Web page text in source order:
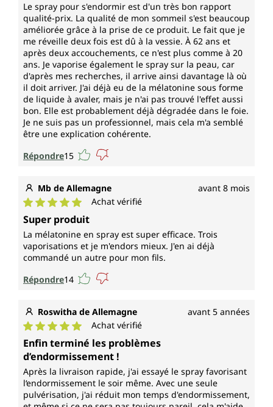
Le spray pour s'endormir est d'un très bon rapport
qualité-prix. La qualité de mon sommeil s'est beaucoup
améliorée grâce à la prise de ce produit. Le fait que je
me réveille deux fois est dû à la vessie. À 62 ans et
après deux accouchements, ce n'est plus comme à 20
ans. Je vaporise également le spray sur la peau, car
d'après mes recherches, il arrive ainsi davantage là où
il doit arriver. J'ai déjà eu de la mélatonine sous forme
de liquide à avaler, mais je n'ai pas trouvé l'effet aussi
bon. Elle est probablement déjà dégradée dans le foie.
Je ne suis pas un professionnel, mais cela m'a semblé
être une explication cohérente.
Répondre15
Mb de Allemagne avant 8 mois
Note moyenne de 5 sur 5 étoiles
Achat vérifié
Super produit
La mélatonine en spray est super efficace. Trois
vaporisations et je m'endors mieux. J'en ai déjà
commandé un autre pour mon fils.
Répondre14
Roswitha de Allemagne avant 5 années
Note moyenne de 5 sur 5 étoiles
Achat vérifié
Enfin terminé les problèmes
d’endormissement !
Après la livraison rapide, j'ai essayé le spray favorisant
l‘endormissement le soir même. Avec une seule
pulvérisation, j'ai réduit mon temps d'endormissement,